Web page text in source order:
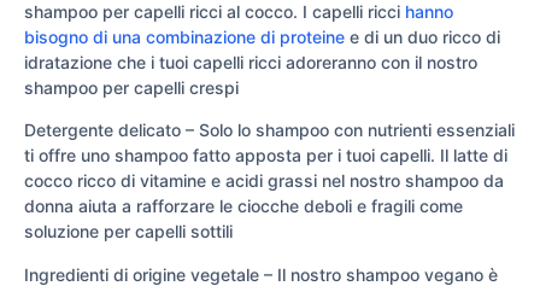
shampoo per capelli ricci al cocco. I capelli ricci hanno
bisogno di una combinazione di proteine e di un duo ricco di
idratazione che i tuoi capelli ricci adoreranno con il nostro
shampoo per capelli crespi
Detergente delicato – Solo lo shampoo con nutrienti essenziali
ti offre uno shampoo fatto apposta per i tuoi capelli. Il latte di
cocco ricco di vitamine e acidi grassi nel nostro shampoo da
donna aiuta a rafforzare le ciocche deboli e fragili come
soluzione per capelli sottili
Ingredienti di origine vegetale – Il nostro shampoo vegano è